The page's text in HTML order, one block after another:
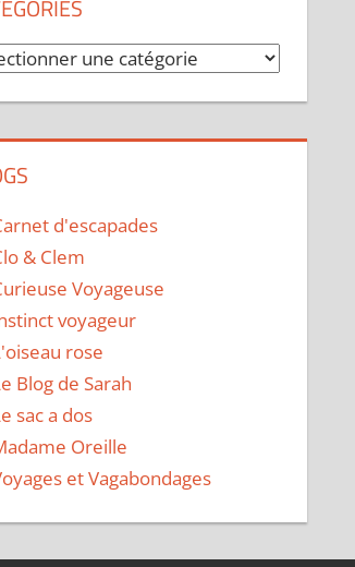
d'escapades
& Clem
Voyageuse
voyageur
rose
Blog de Sarah
sac a dos
Oreille
et Vagabondages